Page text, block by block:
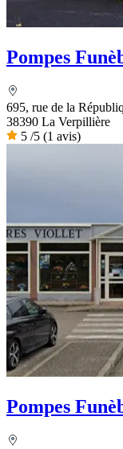
Pompes
695, rue de la
38390 La Verpillière
5 /5 (1 avis)
Pompes